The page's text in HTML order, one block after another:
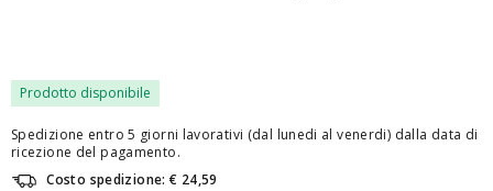
Prodotto disponibile
Spedizione entro 5 giorni lavorativi (dal lunedi al venerdi) dalla data di
ricezione del pagamento.
Costo spedizione: € 24,59